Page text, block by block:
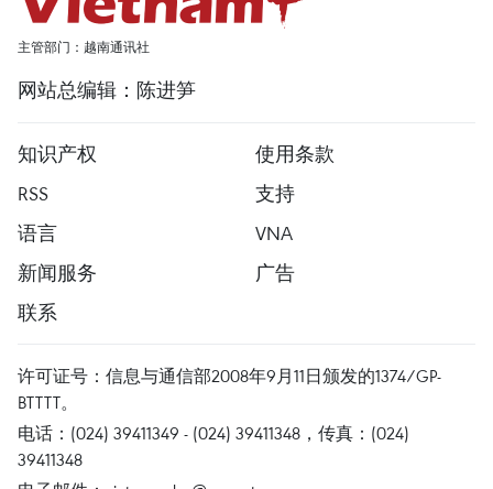
主管部门：越南通讯社
网站总编辑：陈进笋
知识产权
使用条款
RSS
支持
语言
VNA
新闻服务
广告
联系
许可证号：信息与通信部2008年9月11日颁发的1374/GP-
BTTTT。
电话：(024) 39411349 - (024) 39411348，传真：(024)
39411348